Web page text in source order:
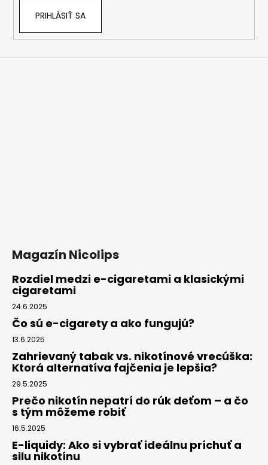
PRIHLÁSIŤ SA
Magazín Nicolips
Rozdiel medzi e-cigaretami a klasickými
cigaretami
24.6.2025
Čo sú e-cigarety a ako fungujú?
13.6.2025
Zahrievaný tabak vs. nikotínové vrecúška:
Ktorá alternatíva fajčenia je lepšia?
29.5.2025
Prečo nikotín nepatrí do rúk deťom – a čo
s tým môžeme robiť
16.5.2025
E-liquidy: Ako si vybrať ideálnu príchuť a
silu nikotínu